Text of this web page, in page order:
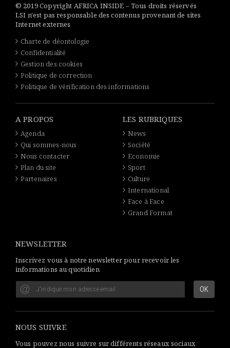
© 2019 Copyright AFRICA INSIDE – Tous droits réservés
LSI n'est pas responsable des contenus provenant de sites
Internet externes
Charte de déontologie
Confidentialité
Gestion des cookies
Politique de correction
Politique de vérification des informations
A PROPOS
Agenda
Qui sommes-nous
Nous contacter
Plan du site
Partenaires
LES RUBRIQUES
News
Société
Economie
Sport
Culture
International
Face à Face
Grand Format
NEWSLETTER
Inscrivez vous à notre newsletter pour recevoir les
informations au quotidien
NOUS SUIVRE
Vous pouvez nous suivre sur différents réseaux sociaux